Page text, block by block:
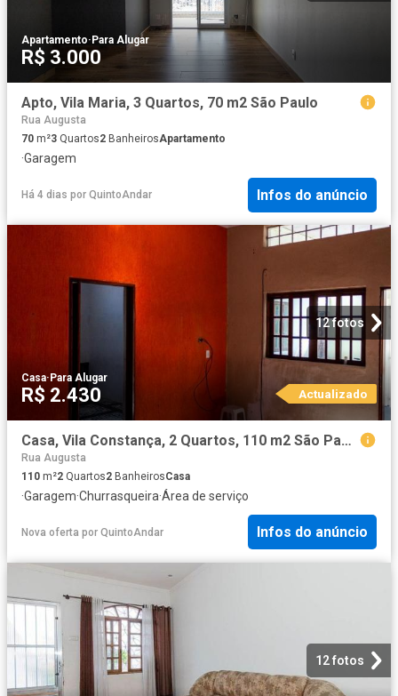
Apartamento· Para Alugar
R$ 3.000
Apto, Vila Maria, 3 Quartos, 70 m2 São Paulo
Rua Augusta
70 m²3 Quartos2 BanheirosApartamento
·Garagem
Há 4 dias por QuintoAndar Infos do anúncio
12 fotos
Casa· Para Alugar
R$ 2.430 Actualizado
Casa, Vila Constança, 2 Quartos, 110 m2 São Paulo
Rua Augusta
110 m²2 Quartos2 BanheirosCasa
·Garagem·Churrasqueira·Área de serviço
Nova oferta por QuintoAndar Infos do anúncio
12 fotos